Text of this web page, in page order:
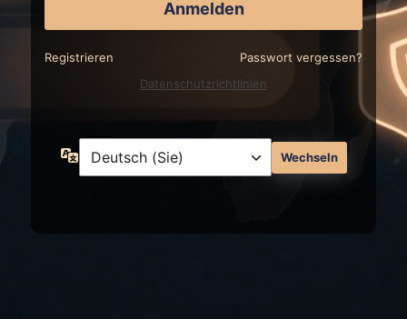
Registrieren
Passwort vergessen?
Datenschutzrichtlinien
Sprache